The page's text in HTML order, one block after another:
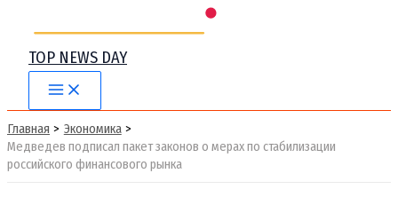
TOP NEWS DAY
Main
Menu
Главная
Экономика
Медведев подписал пакет законов о мерах по стабилизации
российского финансового рынка